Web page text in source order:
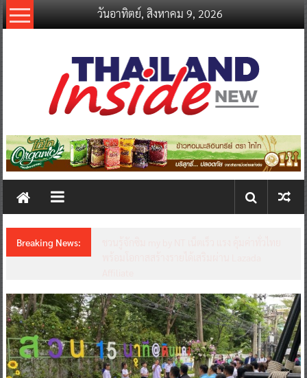
Skip
to
วันอาทิตย์, สิงหาคม 9, 2026
thailandinsidenew.com
Thailand
New
Breaking News: